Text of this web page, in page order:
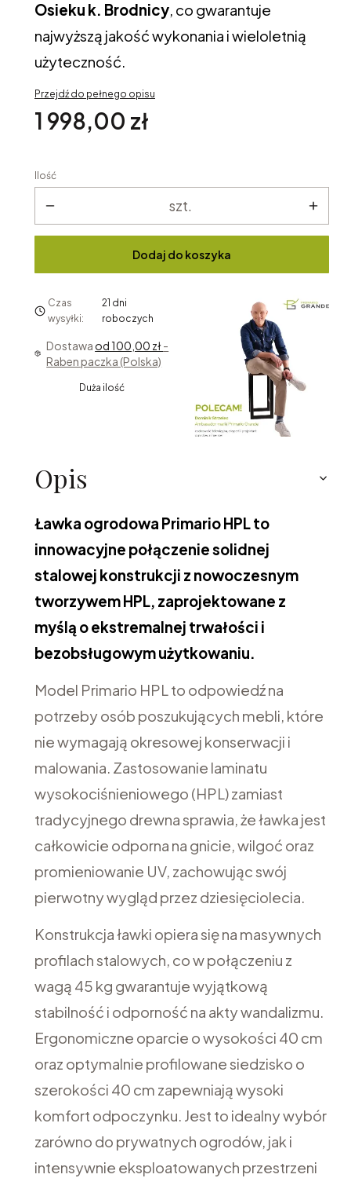
Osieku k. Brodnicy, co gwarantuje
najwyższą jakość wykonania i wieloletnią
użyteczność.
Przejdź do pełnego opisu
Cena
1 998,00 zł
Ilość
szt.
Dodaj do koszyka
Czas
wysyłki:
21 dni
roboczych
Dostawa od 100,00 zł-
Raben paczka (Polska)
Duża ilość
Opis
Ławka ogrodowa Primario HPL to
innowacyjne połączenie solidnej
stalowej konstrukcji z nowoczesnym
tworzywem HPL, zaprojektowane z
myślą o ekstremalnej trwałości i
bezobsługowym użytkowaniu.
Model Primario HPL to odpowiedź na
potrzeby osób poszukujących mebli, które
nie wymagają okresowej konserwacji i
malowania. Zastosowanie laminatu
wysokociśnieniowego (HPL) zamiast
tradycyjnego drewna sprawia, że ławka jest
całkowicie odporna na gnicie, wilgoć oraz
promieniowanie UV, zachowując swój
pierwotny wygląd przez dziesięciolecia.
Konstrukcja ławki opiera się na masywnych
profilach stalowych, co w połączeniu z
wagą 45 kg gwarantuje wyjątkową
stabilność i odporność na akty wandalizmu.
Ergonomiczne oparcie o wysokości 40 cm
oraz optymalnie profilowane siedzisko o
szerokości 40 cm zapewniają wysoki
komfort odpoczynku. Jest to idealny wybór
zarówno do prywatnych ogrodów, jak i
intensywnie eksploatowanych przestrzeni